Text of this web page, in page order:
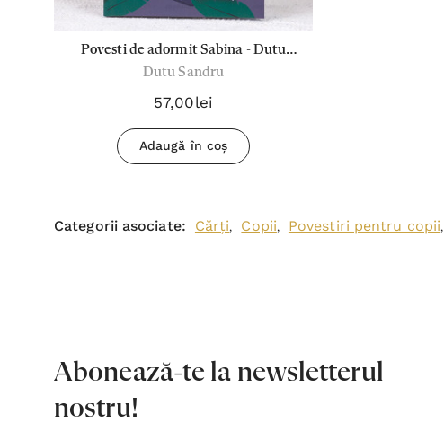
Povesti de adormit Sabina - Dutu
Sandru
Dutu Sandru
57,00lei
Adaugă în coș
Categorii asociate: Cărți, Copii, Povestiri pentru copii,
Abonează-te la newsletterul
nostru!